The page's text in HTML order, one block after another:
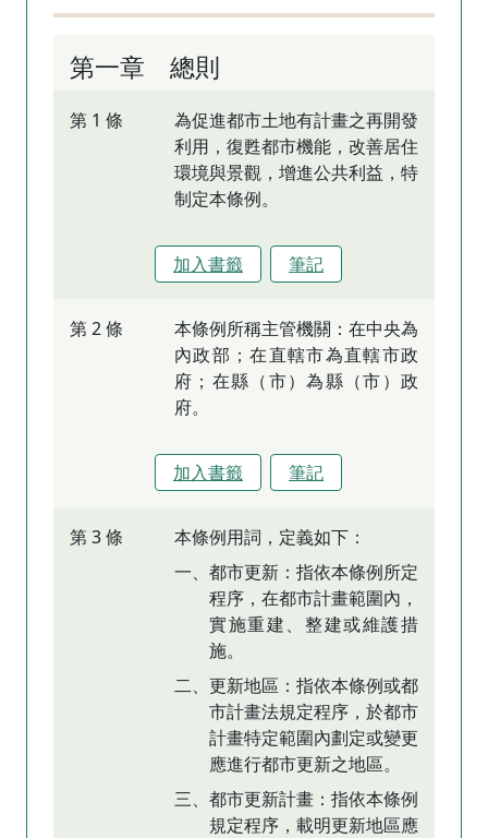
第一章 總則
第 1 條
為促進都市土地有計畫之再開發
利用，復甦都市機能，改善居住
環境與景觀，增進公共利益，特
制定本條例。
加入書籤 筆記
第 2 條
本條例所稱主管機關：在中央為
內政部；在直轄市為直轄市政
府；在縣（市）為縣（市）政
府。
加入書籤 筆記
第 3 條
本條例用詞，定義如下：
一、都市更新：指依本條例所定
程序，在都市計畫範圍內，
實施重建、整建或維護措
施。
二、更新地區：指依本條例或都
市計畫法規定程序，於都市
計畫特定範圍內劃定或變更
應進行都市更新之地區。
三、都市更新計畫：指依本條例
規定程序，載明更新地區應